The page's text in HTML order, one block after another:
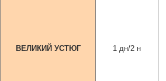
ВЕЛИКИЙ УСТЮГ 1 дн/2 н